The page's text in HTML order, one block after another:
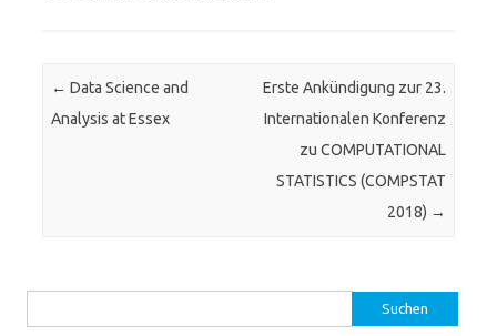
Post navigation
← Data Science and
Analysis at Essex
Erste Ankündigung zur 23.
Internationalen Konferenz
zu COMPUTATIONAL
STATISTICS (COMPSTAT
2018) →